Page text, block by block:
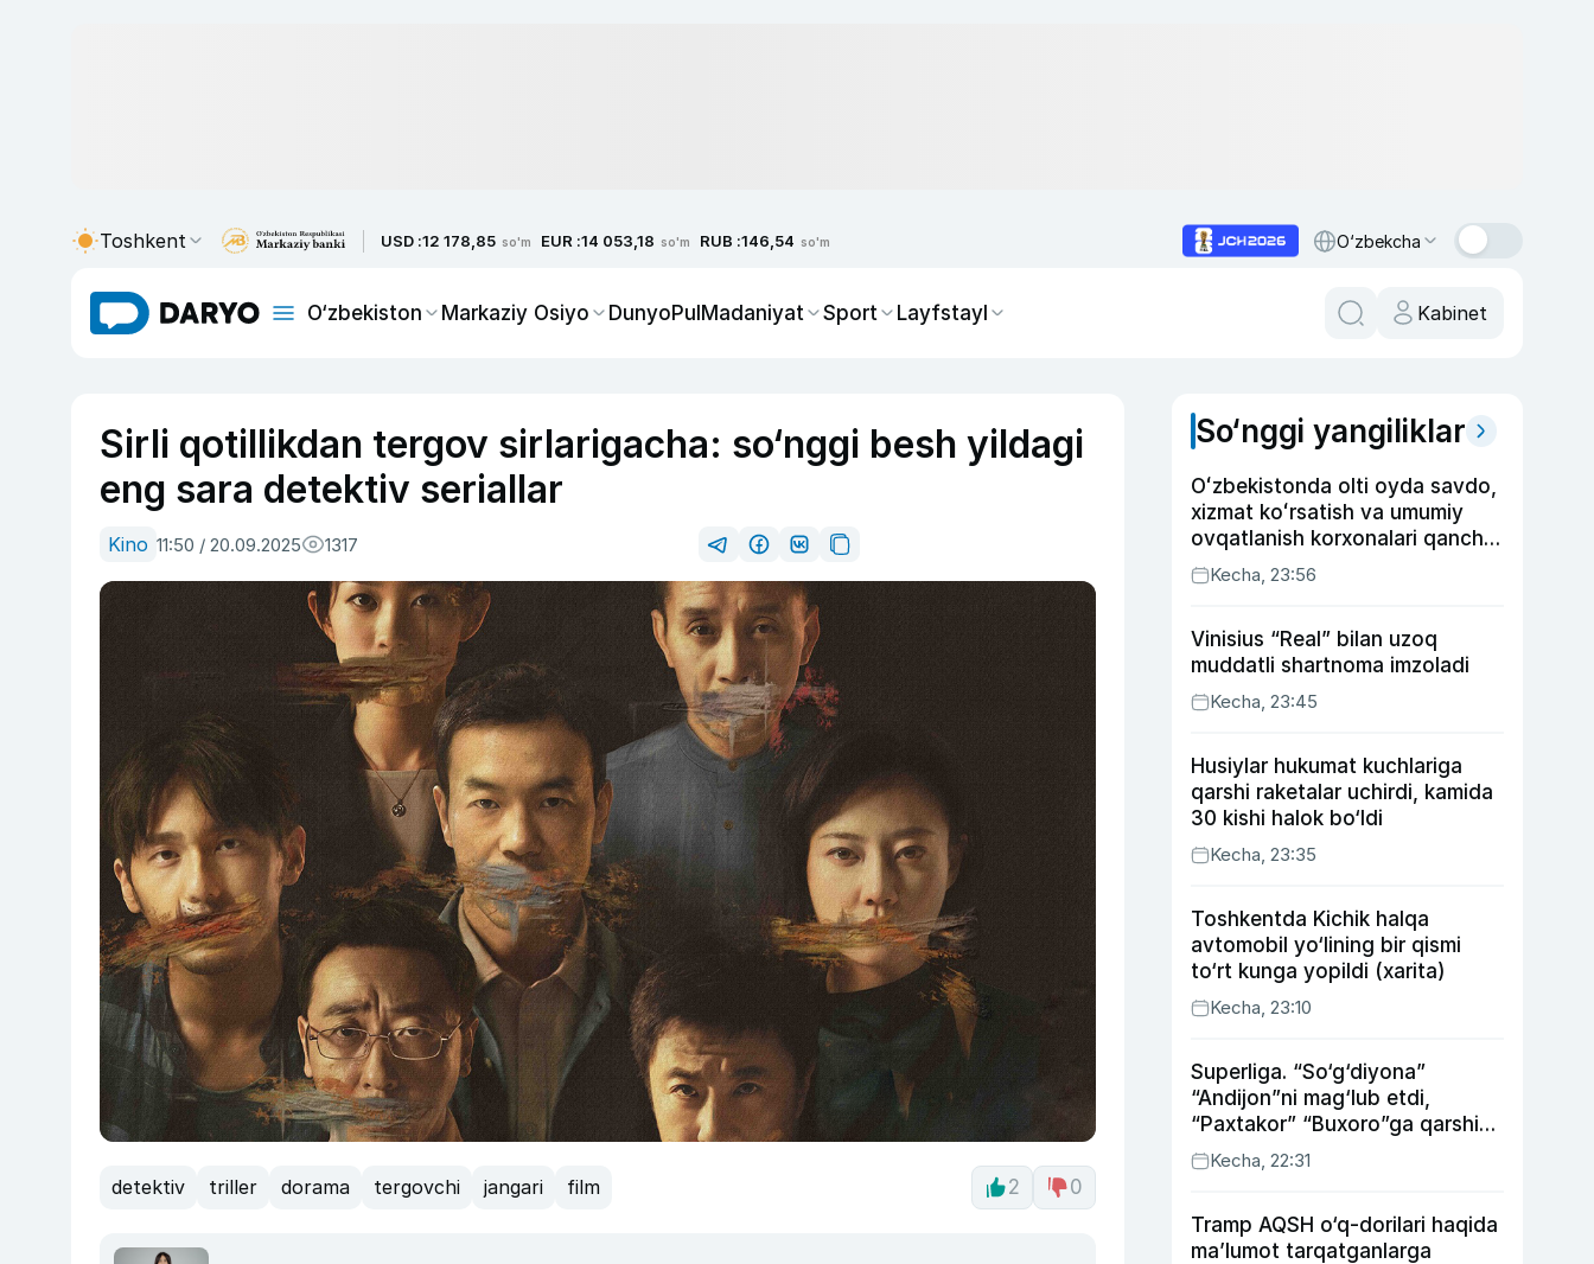
Toshkent USD :12 178,85 so'm EUR :14 053,18 so'm RUB :146,54 so'm O‘zbekcha
O‘zbekiston Markaziy Osiyo DunyoPulMadaniyat Sport Layfstayl Kabinet
Sirli qotillikdan tergov sirlarigacha: so‘nggi besh yildagi
eng sara detektiv seriallar
Kino 11:50 / 20.09.2025 1317
detektiv triller dorama tergovchi jangari film 2 0
So‘nggi yangiliklar
Oʻzbekistonda olti oyda savdo,
xizmat koʻrsatish va umumiy
ovqatlanish korxonalari qancha
soliq toʻlagani ochiqlandi
Kecha, 23:56
Vinisius “Real” bilan uzoq
muddatli shartnoma imzoladi
Kecha, 23:45
Husiylar hukumat kuchlariga
qarshi raketalar uchirdi, kamida
30 kishi halok bo‘ldi
Kecha, 23:35
Toshkentda Kichik halqa
avtomobil yo‘lining bir qismi
to‘rt kunga yopildi (xarita)
Kecha, 23:10
Superliga. “So‘g‘diyona”
“Andijon”ni mag‘lub etdi,
“Paxtakor” “Buxoro”ga qarshi
bahsda g‘alabani qo‘ldan
chiqardi
Kecha, 22:31
Tramp AQSH o‘q-dorilari haqida
ma’lumot tarqatganlarga